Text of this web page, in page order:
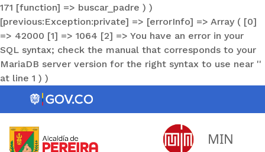
171 [function] => buscar_padre ) )
[previous:Exception:private] => [errorInfo] => Array ( [0]
=> 42000 [1] => 1064 [2] => You have an error in your
SQL syntax; check the manual that corresponds to your
MariaDB server version for the right syntax to use near ''
at line 1 ) )
MIN